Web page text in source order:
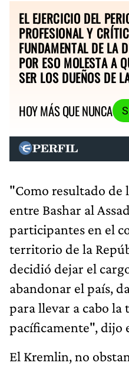
EL EJERCICIO DEL
PROFESIONAL Y
FUNDAMENTAL DE LA
POR ESO MOLESTA A
SER LOS DUEÑOS DE
HOY MÁS QUE NUNCA
"Como resultado de
entre Bashar al
participantes en el
territorio de la
decidió dejar el
abandonar el país,
para llevar a cabo la
pacíficamente", dijo
El Kremlin, no